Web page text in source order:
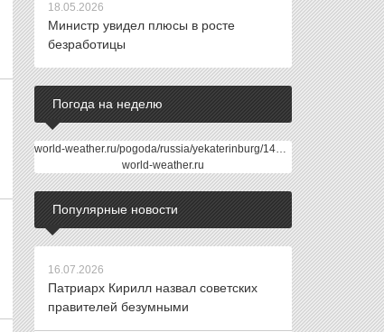
18.05.2026
Министр увидел плюсы в росте
безработицы
Погода на неделю
world-weather.ru/pogoda/russia/yekaterinburg/14days/
world-weather.ru
Популярные новости
16.07.2026
Патриарх Кирилл назвал советских
правителей безумными